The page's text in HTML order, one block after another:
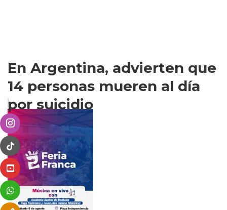
En Argentina, advierten que
14 personas mueren al día
por suicidio